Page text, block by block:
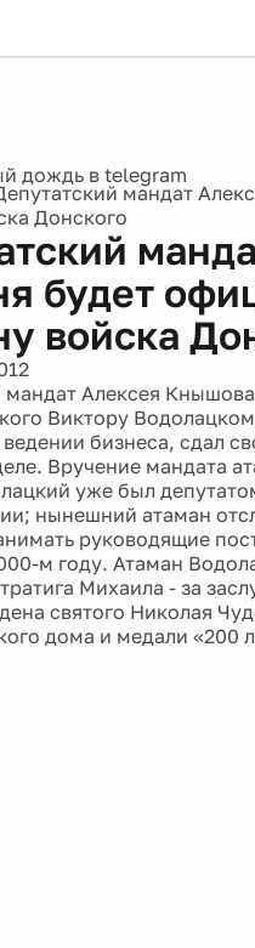
мандат
Донского
будет
войска
мандат Алексея
Виктору
бизнеса, сдал
Вручение мандата
уже был
нынешний атаман
руководящие
м году. Атаман
Михаила - за
святого Николая
дома и медали «200